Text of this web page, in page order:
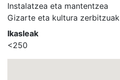
Instalatzea eta mantentzea
Gizarte eta kultura zerbitzuak
Ikasleak
<250